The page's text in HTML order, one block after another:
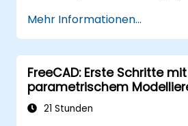
Einführung in das
Modellieren und
3D-Modelle und Assets
Engine, einen 3D-Drucker
Software exportieren.
Mehr Informationen...
FreeCAD: Erste Schritte mit
parametrischem
21 Stunden